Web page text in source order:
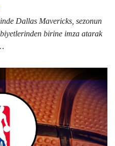
Dallas Mavericks, sezonun
birine imza atarak